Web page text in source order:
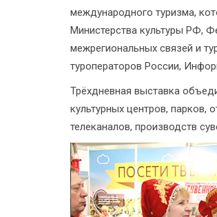
международного туризма,
Министерства культуры РФ,
межрегиональных связей и
туроператоров России,
Трёхдневная выставка
культурных центров, парков,
телеканалов, производств